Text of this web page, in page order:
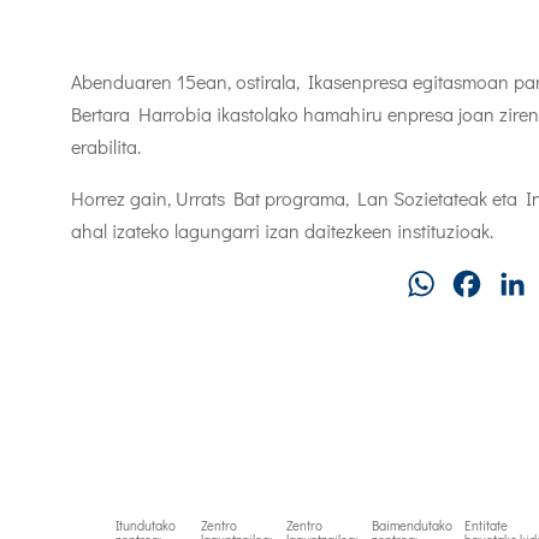
Abenduaren 15ean, ostirala, Ikasenpresa egitasmoan
Bertara Harrobia ikastolako hamahiru enpresa joan
erabilita.
Horrez gain, Urrats Bat programa, Lan Sozietateak eta
ahal izateko lagungarri izan daitezkeen instituzioak.
WhatsApp
Itundutako
Zentro
Zentro
Baimendutako
Entitate